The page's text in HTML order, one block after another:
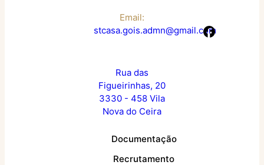
Email:
stcasa.gois.admn@gmail.com
Rua das
Figueirinhas, 20
3330 - 458 Vila
Nova do Ceira
Documentação
Recrutamento